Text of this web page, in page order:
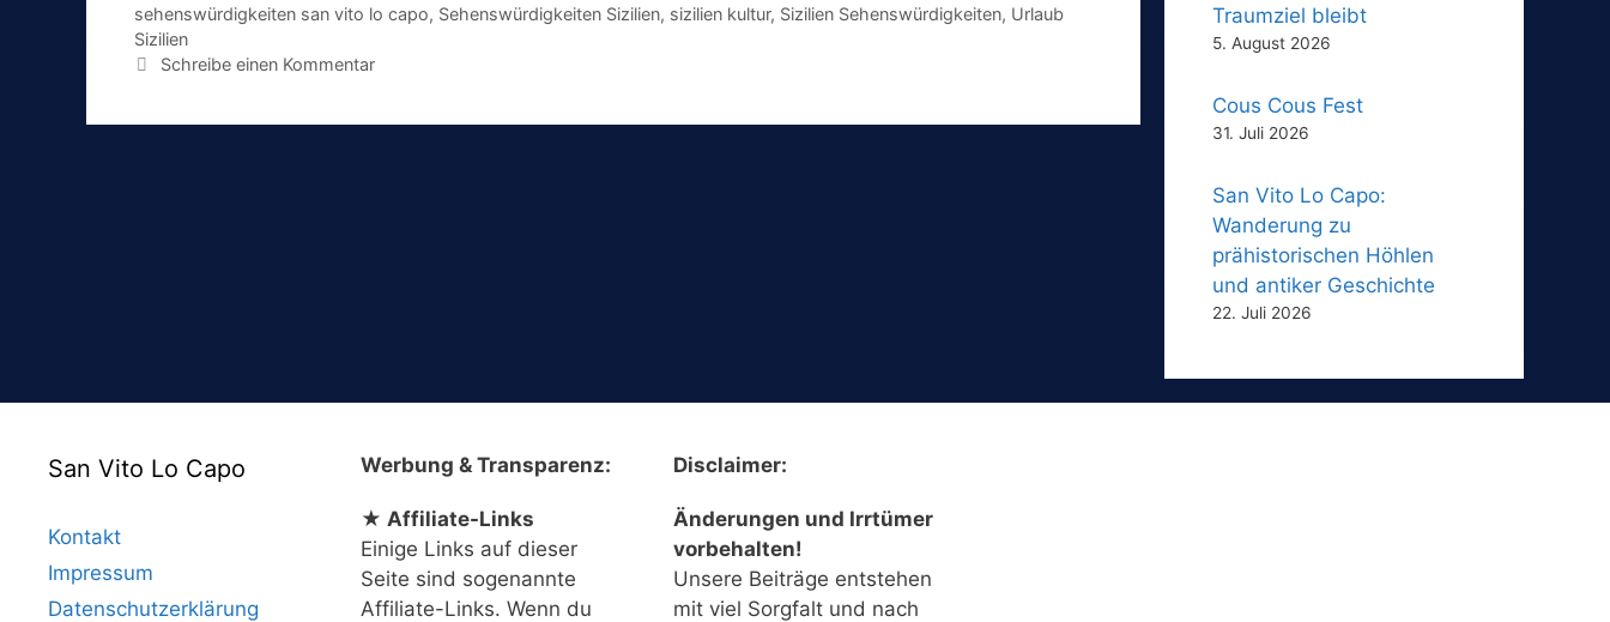
sehenswürdigkeiten san vito lo capo, Sehenswürdigkeiten Sizilien, sizilien kultur, Sizilien Sehenswürdigkeiten, Urlaub
Sizilien
Schreibe einen Kommentar
Traumziel bleibt
5. August 2026
Cous Cous Fest
31. Juli 2026
San Vito Lo Capo:
Wanderung zu
prähistorischen Höhlen
und antiker Geschichte
22. Juli 2026
San Vito Lo Capo
Kontakt
Impressum
Datenschutzerklärung
Werbung & Transparenz:
★ Affiliate-Links
Einige Links auf dieser
Seite sind sogenannte
Affiliate-Links. Wenn du
Disclaimer:
Änderungen und Irrtümer
vorbehalten!
Unsere Beiträge entstehen
mit viel Sorgfalt und nach